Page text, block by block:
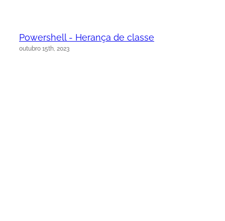
Powershell - Herança de classe
outubro 15th, 2023